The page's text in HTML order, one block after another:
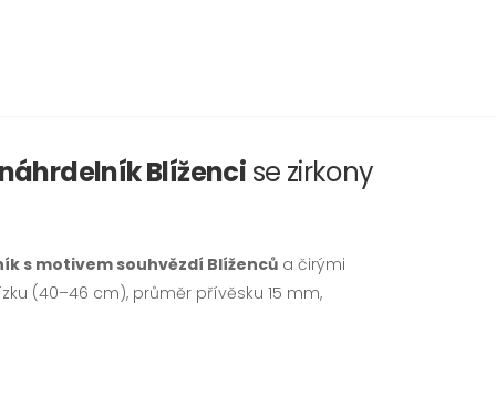
náhrdelník Blíženci se zirkony
s motivem souhvězdí Blíženců a čirými
(40–46 cm), průměr přívěsku 15 mm,